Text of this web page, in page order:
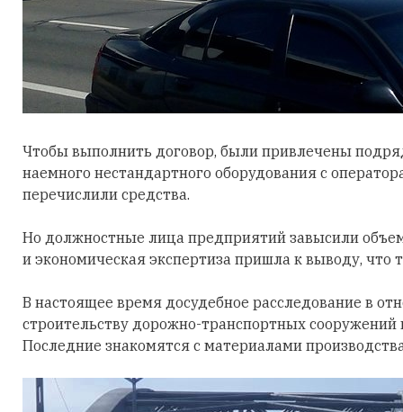
Чтобы выполнить договор, были привлечены
наемного нестандартного оборудования с
перечислили средства.
Но должностные лица предприятий завысили
и экономическая экспертиза пришла к выводу,
В настоящее время досудебное расследование в
строительству дорожно-транспортных
Последние знакомятся с материалами